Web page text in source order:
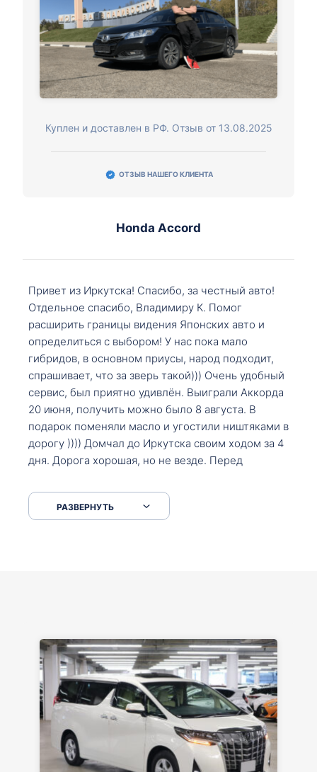
Куплен и доставлен в РФ. Отзыв от 13.08.2025
ОТЗЫВ НАШЕГО КЛИЕНТА
Honda Accord
Привет из Иркутска! Спасибо, за честный авто!
Отдельное спасибо, Владимиру К. Помог
расширить границы видения Японских авто и
определиться с выбором! У нас пока мало
гибридов, в основном приусы, народ подходит,
спрашивает, что за зверь такой))) Очень удобный
сервис, был приятно удивлён. Выиграли Аккорда
20 июня, получить можно было 8 августа. В
подарок поменяли масло и угостили ништяками в
дорогу )))) Домчал до Иркутска своим ходом за 4
дня. Дорога хорошая, но не везде. Перед
серпантинах по пути следования.
РАЗВЕРНУТЬ